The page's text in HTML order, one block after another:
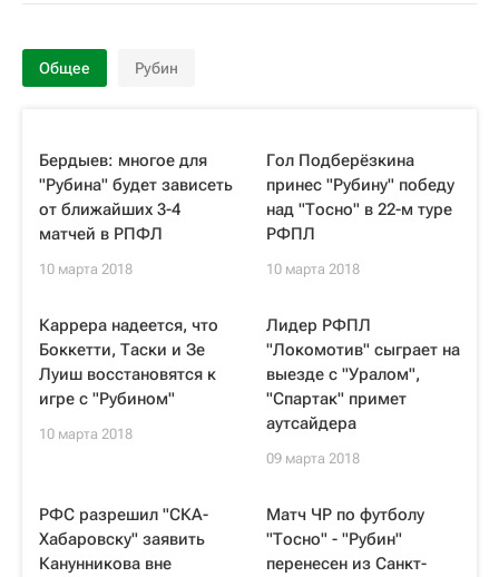
Общее Рубин
Бердыев: многое для
"Рубина" будет зависеть
от ближайших 3-4
матчей в РПФЛ
10 марта 2018
Гол Подберёзкина
принес "Рубину" победу
над "Тосно" в 22-м туре
РФПЛ
10 марта 2018
Каррера надеется, что
Боккетти, Таски и Зе
Луиш восстановятся к
игре с "Рубином"
10 марта 2018
Лидер РФПЛ
"Локомотив" сыграет на
выезде с "Уралом",
"Спартак" примет
аутсайдера
09 марта 2018
РФС разрешил "СКА-
Хабаровску" заявить
Канунникова вне
Матч ЧР по футболу
"Тосно" - "Рубин"
перенесен из Санкт-